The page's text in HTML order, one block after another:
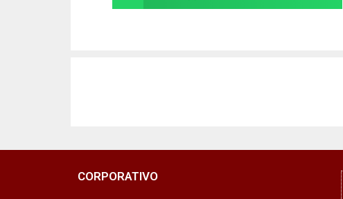
CORPORATIVO